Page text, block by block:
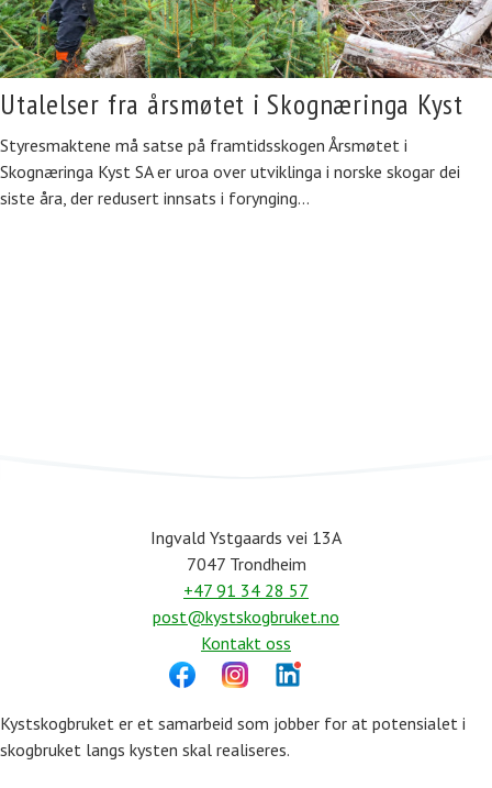
Utalelser fra årsmøtet i Skognæringa Kyst
Styresmaktene må satse på framtidsskogen Årsmøtet i
Skognæringa Kyst SA er uroa over utviklinga i norske skogar dei
siste åra, der redusert innsats i forynging…
Ingvald Ystgaards vei 13A
7047 Trondheim
+47 91 34 28 57
post@kystskogbruket.no
Kontakt oss
Kystskogbruket er et samarbeid som jobber for at potensialet i
skogbruket langs kysten skal realiseres.